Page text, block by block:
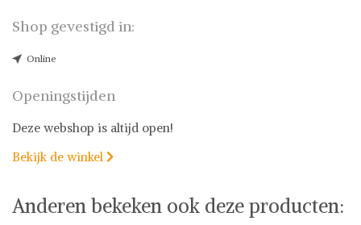
Shop gevestigd in:
Online
Openingstijden
Deze webshop is altijd open!
Bekijk de winkel 
Anderen bekeken ook deze producten: